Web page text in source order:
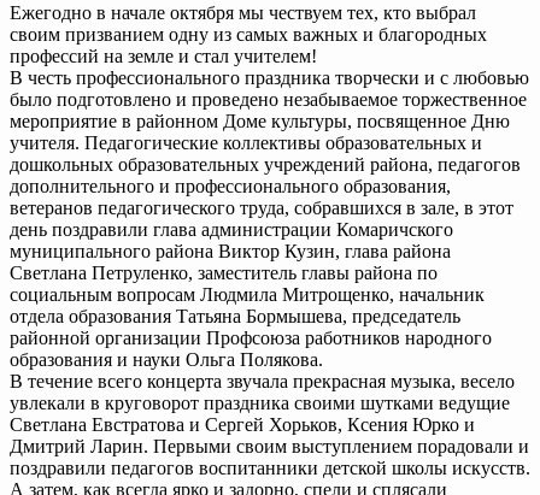
Ежегодно в начале октября мы чествуем тех, кто выбрал
своим призванием одну из самых важных и благородных
профессий на земле и стал учителем!
В честь профессионального праздника творчески и с любовью
было подготовлено и проведено незабываемое торжественное
мероприятие в районном Доме культуры, посвященное Дню
учителя. Педагогические коллективы образовательных и
дошкольных образовательных учреждений района, педагогов
дополнительного и профессионального образования,
ветеранов педагогического труда, собравшихся в зале, в этот
день поздравили глава администрации Комаричского
муниципального района Виктор Кузин, глава района
Светлана Петруленко, заместитель главы района по
социальным вопросам Людмила Митрощенко, начальник
отдела образования Татьяна Бормышева, председатель
районной организации Профсоюза работников народного
образования и науки Ольга Полякова.
В течение всего концерта звучала прекрасная музыка, весело
увлекали в круговорот праздника своими шутками ведущие
Светлана Евстратова и Сергей Хорьков, Ксения Юрко и
Дмитрий Ларин. Первыми своим выступлением порадовали и
поздравили педагогов воспитанники детской школы искусств.
А затем, как всегда ярко и задорно, спели и сплясали